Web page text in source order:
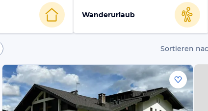
Wanderurlaub
Sortieren